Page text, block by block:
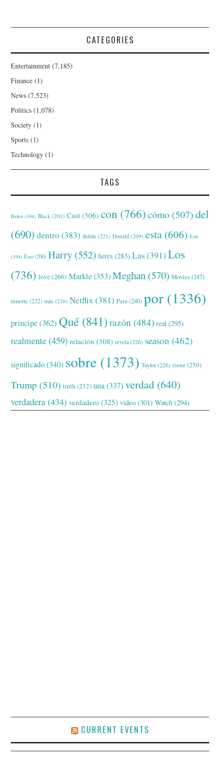
CATEGORIES
Entertainment (7,185)
Finance (1)
News (7,523)
Politics (1,078)
Society (1)
Sports (1)
Technology (1)
TAGS
Biden (194) Black (201) Cast (306) con (766) cómo (507) del
(690) dentro (383) detrás (221) Donald (209) esta (606) Este
(194) Esto (200) Harry (552) heres (283) Las (391) Los
(736) love(266) Markle(353) Meghan (570) Movies(247)
muerte (232) más (216) Netflix (381) Para(240) por (1336)
príncipe(362) Qué (841) razón (484) real (295)
realmente (459) relación (308) revela(226) season (462)
significado(340) sobre (1373) Taylor(226) tiene(250)
Trump (510) truth (252) una (337) verdad (640)
verdadera (434) verdadero (325) video (301) Watch (294)
CURRENT EVENTS